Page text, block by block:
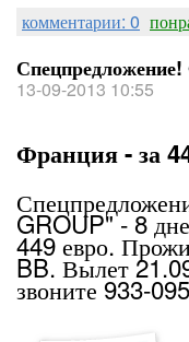
комментарии: 0
13-09-2013 10:55
Франция - за
GROUP" - 8
449 евро.
BB. Вылет
звоните 933-